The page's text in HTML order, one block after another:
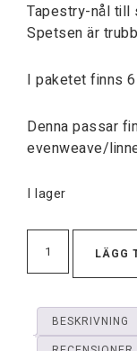
Tapestry-nål till
Spetsen är
I paketet finns
Denna passar
evenweave/
I lager
LÄGG
BESKRIVNING